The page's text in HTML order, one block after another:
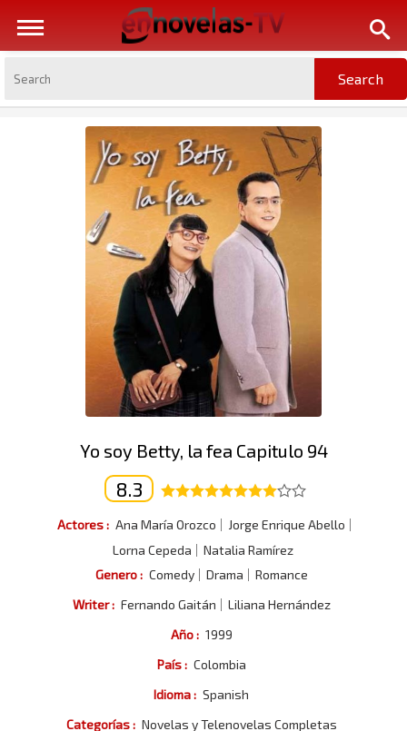
Yo soy Betty, la fea Capitulo 94
8.3
Actores : Ana María Orozco
Jorge Enrique Abello
Lorna Cepeda
Natalia Ramírez
Genero : Comedy Drama
Romance
Writer : Fernando Gaitán
Liliana Hernández
Año : 1999
País : Colombia
Idioma : Spanish
Categorías : Novelas y Telenovelas Completas